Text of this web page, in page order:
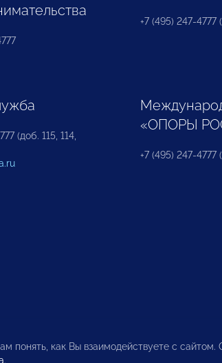
+7 (495) 247-4777
(доб. 115, 114,
«ОПОРЫ
+7 (495) 247-4777
понять, как Вы взаимодействуете с сайтом.
.